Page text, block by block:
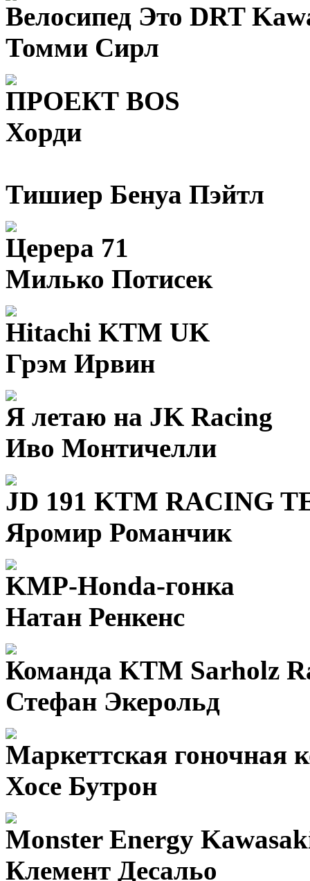
Велосипед Это DRT
Томми Сирл
ПРОЕКТ BOS
Хорди
Тишиер Бенуа Пэйтл
Церера 71
Милько Потисек
Hitachi KTM UK
Грэм Ирвин
Я летаю на JK Racing
Иво Монтичелли
JD 191 KTM RACING
Яромир Романчик
KMP-Honda-гонка
Натан Ренкенс
Команда KTM Sarholz
Стефан Экерольд
Маркеттская гоночная
Хосе Бутрон
Monster Energy
Клемент Десальо